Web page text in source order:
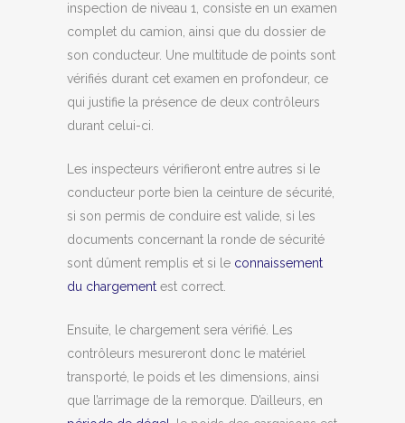
inspection de niveau 1, consiste en un examen
complet du camion, ainsi que du dossier de
son conducteur. Une multitude de points sont
vérifiés durant cet examen en profondeur, ce
qui justifie la présence de deux contrôleurs
durant celui-ci.
Les inspecteurs vérifieront entre autres si le
conducteur porte bien la ceinture de sécurité,
si son permis de conduire est valide, si les
documents concernant la ronde de sécurité
sont dûment remplis et si le connaissement
du chargement est correct.
Ensuite, le chargement sera vérifié. Les
contrôleurs mesureront donc le matériel
transporté, le poids et les dimensions, ainsi
que l’arrimage de la remorque. D’ailleurs, en